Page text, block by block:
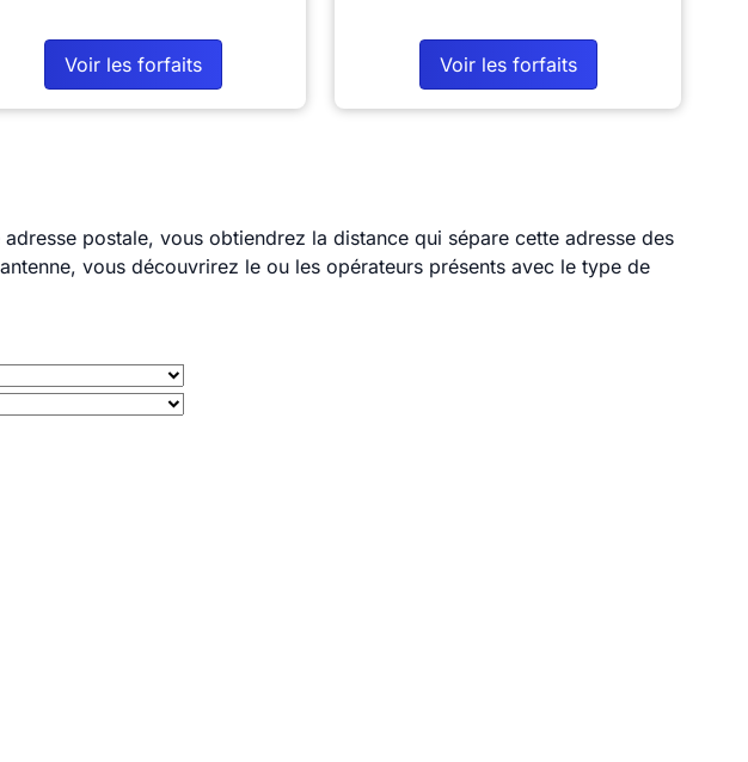
Voir les forfaits Voir les forfaits
postale, vous obtiendrez la distance qui sépare cette adresse des
vous découvrirez le ou les opérateurs présents avec le type de